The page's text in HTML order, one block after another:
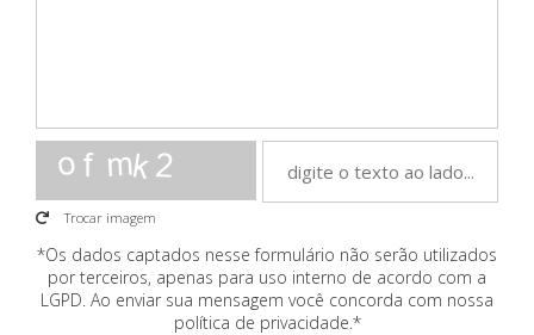
Trocar imagem
*Os dados captados nesse formulário não serão utilizados
por terceiros, apenas para uso interno de acordo com a
LGPD. Ao enviar sua mensagem você concorda com nossa
política de privacidade.*